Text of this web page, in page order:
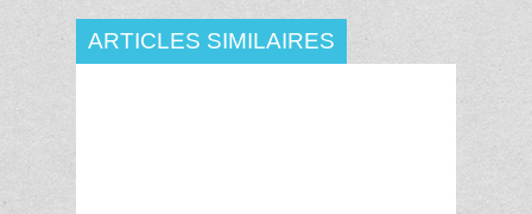
ARTICLES SIMILAIRES